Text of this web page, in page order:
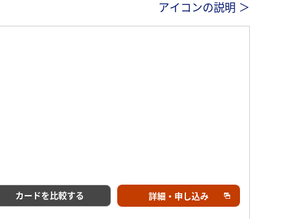
アイコンの説明 ＞
カードを比較する 詳細・申し込み